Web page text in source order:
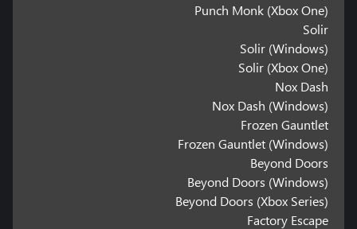
Punch Monk (Xbox One)
Solir
Solir (Windows)
Solir (Xbox One)
Nox Dash
Nox Dash (Windows)
Frozen Gauntlet
Frozen Gauntlet (Windows)
Beyond Doors
Beyond Doors (Windows)
Beyond Doors (Xbox Series)
Factory Escape